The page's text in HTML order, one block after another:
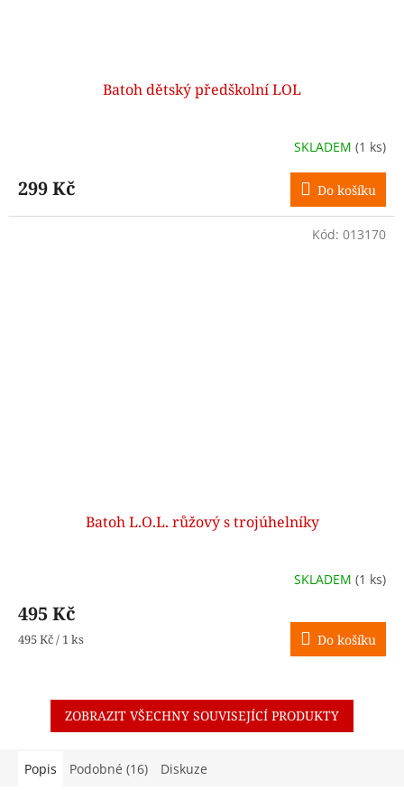
Batoh dětský předškolní LOL
SKLADEM (1 ks)
299 Kč Do košíku
Batoh L.O.L. růžový s trojúhelníky
SKLADEM (1 ks)
495 Kč
Měrná
495 Kč / 1 ks Do košíku
Kód: 013170
ZOBRAZIT VŠECHNY SOUVISEJÍCÍ PRODUKTY
Popis Podobné (16) Diskuze